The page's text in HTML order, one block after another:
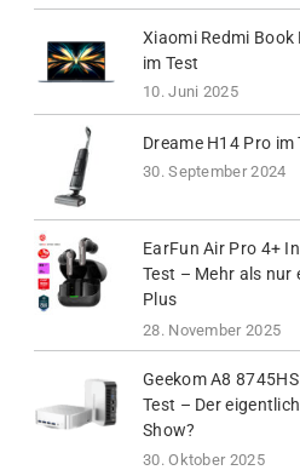
Xiaomi Redmi Book
im Test
10. Juni 2025
Dreame H14 Pro im
30. September 2024
EarFun Air Pro 4+
Test – Mehr als nur
Plus
28. November 2025
Geekom A8
Test – Der
Show?
30. Oktober 2025